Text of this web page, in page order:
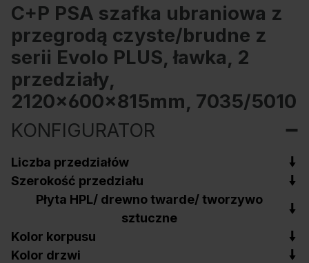
C+P PSA szafka ubraniowa z
przegrodą czyste/brudne z
serii Evolo PLUS, ławka, 2
przedziały,
2120x600x815mm, 7035/5010
KONFIGURATOR
Liczba przedziałów
Szerokość przedziału
Płyta HPL/ drewno twarde/ tworzywo
sztuczne
Kolor korpusu
Kolor drzwi